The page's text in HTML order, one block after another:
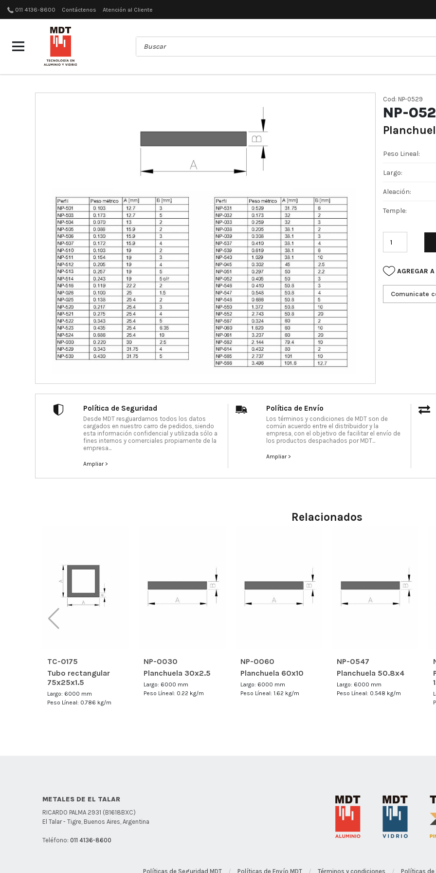
011 4136-8600 Contáctenos Atención al Cliente
Cod: NP-0529
NP-
Peso Lineal:
Largo:
Aleación:
Temple:
AGREGAR
Comunicate
Política de Seguridad
Desde MDT resguardamos todos los datos
cargados en nuestro carro de pedidos, siendo
esta información confidencial y utilizada sólo a
fines internos y comerciales propiamente de la
empresa...
Ampliar >
Política de Envío
Los términos y condiciones de MDT son de
común acuerdo entre el distribuidor y la
empresa, con el objetivo de facilitar el envío de
los productos despachados por MDT...
Ampliar >
Relacionados
TC-0175
Tubo rectangular
75x25x1.5
Largo: 6000 mm
Peso Líneal: 0.786 kg/m
NP-0030
Planchuela 30x2.5
Largo: 6000 mm
Peso Líneal: 0.22 kg/m
NP-0060
Planchuela 60x10
Largo: 6000 mm
Peso Líneal: 1.62 kg/m
NP-0547
Planchuela 50.8x4
Largo: 6000 mm
Peso Líneal: 0.548 kg/m
METALES DE EL TALAR
RICARDO PALMA 2931 (B1618BXC)
El Talar - Tigre, Buenos Aires, Argentina
Teléfono: 011 4136-8600
Políticas de Seguridad MDT Políticas de Envío MDT Términos y condiciones Políticas de